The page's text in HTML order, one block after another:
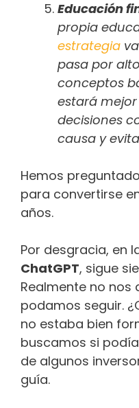
Educación
propia
estrategia
pasa por
conceptos
estará
decisiones
causa y
Hemos
para convertirse
años.
Por desgracia, en
ChatGPT, sigue
Realmente no nos
podamos seguir.
no estaba bien
buscamos si
de algunos
guía.